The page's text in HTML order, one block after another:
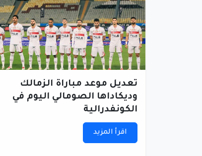
تعديل موعد مباراة الزمالك
وديكاداها الصومالي اليوم في
الكونفدرالية
اقرأ المزيد